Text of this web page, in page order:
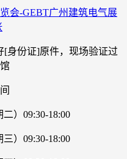
身份证]原件，现场验证过
）09:30-18:00
）09:30-18:00